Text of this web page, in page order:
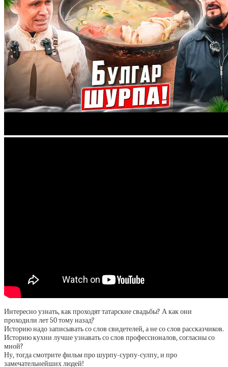
Интересно узнать, как проходят татарские свадьбы? А как они
проходили лет 50 тому назад?
Историю надо записывать со слов свидетелей, а не со слов рассказчиков.
Историю кухни лучше узнавать со слов профессионалов, согласны со
мной?
Ну, тогда смотрите фильм про шурпу-сурпу-сулпу, и про
замечательнейших людей!